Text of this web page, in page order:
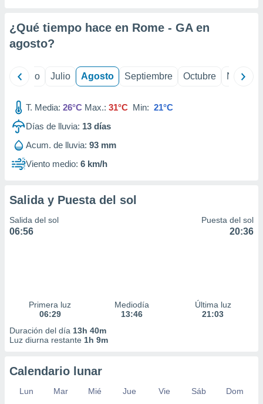
e
de
¿Qué tiempo hace en Rome - GA en
agosto?
Junio Julio Agosto Septiembre Octubre
T. Media: 26°C Max.: 31°C Min: 21°C
Días de lluvia: 13 días
Acum. de lluvia: 93 mm
Viento medio: 6 km/h
Salida y Puesta del sol
Salida del sol
06:56
Puesta del sol
20:36
Primera luz
06:29
Mediodía
13:46
Última luz
21:03
Duración del día 13h 40m
Luz diurna restante 1h 9m
Calendario lunar
Lun Mar Mié Jue Vie Sáb
Dom